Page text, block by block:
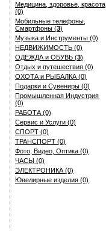
Медицина, здоровье, красота
(0)
Мобильные телефоны,
Смартфоны (3)
Музыка и Инструменты (0)
НЕДВИЖИМОСТЬ (0)
ОДЕЖДА и ОБУВЬ (3)
Отдых и путешествия (0)
ОХОТА и РЫБАЛКА (0)
Подарки и Сувениры (0)
Промышленная Индустрия
(0)
РАБОТА (0)
Сервис и Услуги (0)
СПОРТ (0)
ТРАНСПОРТ (0)
Фото, Видео, Оптика (0)
ЧАСЫ (0)
ЭЛЕКТРОНИКА (0)
Ювелирные изделия (0)